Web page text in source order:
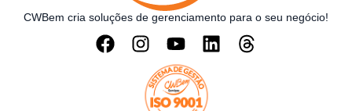
CWBem cria soluções de gerenciamento para o seu negócio!